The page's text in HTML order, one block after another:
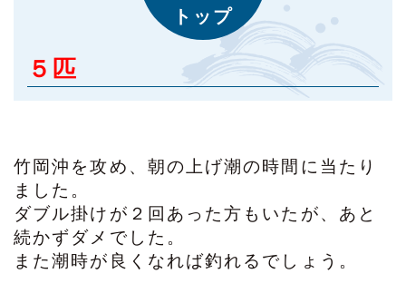
トップ
５匹
竹岡沖を攻め、朝の上げ潮の時間に当たり
ました。
ダブル掛けが２回あった方もいたが、あと
続かずダメでした。
また潮時が良くなれば釣れるでしょう。